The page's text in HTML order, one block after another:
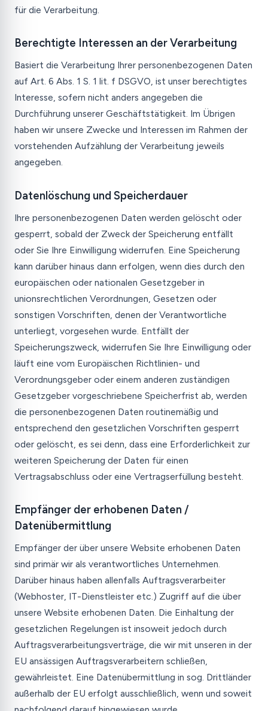
für die Verarbeitung.
Berechtigte Interessen an der Verarbeitung
Basiert die Verarbeitung Ihrer personenbezogenen Daten
auf Art. 6 Abs. 1 S. 1 lit. f DSGVO, ist unser berechtigtes
Interesse, sofern nicht anders angegeben die
Durchführung unserer Geschäftstätigkeit. Im Übrigen
haben wir unsere Zwecke und Interessen im Rahmen der
vorstehenden Aufzählung der Verarbeitung jeweils
angegeben.
Datenlöschung und Speicherdauer
Ihre personenbezogenen Daten werden gelöscht oder
gesperrt, sobald der Zweck der Speicherung entfällt
oder Sie Ihre Einwilligung widerrufen. Eine Speicherung
kann darüber hinaus dann erfolgen, wenn dies durch den
europäischen oder nationalen Gesetzgeber in
unionsrechtlichen Verordnungen, Gesetzen oder
sonstigen Vorschriften, denen der Verantwortliche
unterliegt, vorgesehen wurde. Entfällt der
Speicherungszweck, widerrufen Sie Ihre Einwilligung oder
läuft eine vom Europäischen Richtlinien- und
Verordnungsgeber oder einem anderen zuständigen
Gesetzgeber vorgeschriebene Speicherfrist ab, werden
die personenbezogenen Daten routinemäßig und
entsprechend den gesetzlichen Vorschriften gesperrt
oder gelöscht, es sei denn, dass eine Erforderlichkeit zur
weiteren Speicherung der Daten für einen
Vertragsabschluss oder eine Vertragserfüllung besteht.
Empfänger der erhobenen Daten /
Datenübermittlung
Empfänger der über unsere Website erhobenen Daten
sind primär wir als verantwortliches Unternehmen.
Darüber hinaus haben allenfalls Auftragsverarbeiter
(Webhoster, IT-Dienstleister etc.) Zugriff auf die über
unsere Website erhobenen Daten. Die Einhaltung der
gesetzlichen Regelungen ist insoweit jedoch durch
Auftragsverarbeitungsverträge, die wir mit unseren in der
EU ansässigen Auftragsverarbeitern schließen,
gewährleistet. Eine Datenübermittlung in sog. Drittländer
außerhalb der EU erfolgt ausschließlich, wenn und soweit